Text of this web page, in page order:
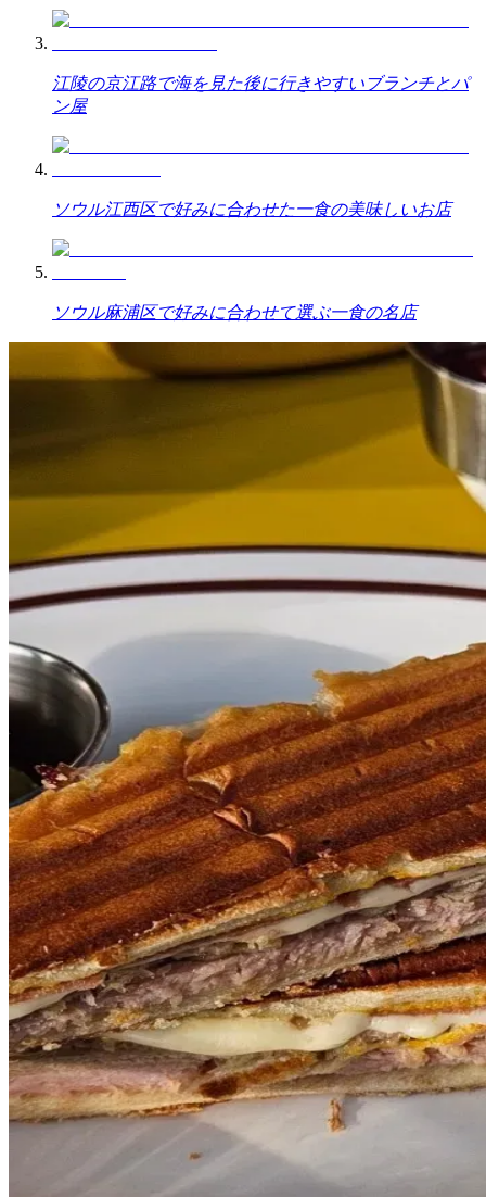
江陵の京江路で海を見た後に行きやすいブランチとパ
ン屋
ソウル江西区で好みに合わせた一食の美味しいお店
ソウル麻浦区で好みに合わせて選ぶ一食の名店